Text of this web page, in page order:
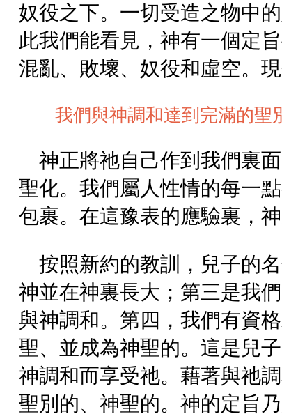
奴役之下。一切受造之物中
此我們能看見，神有一個定
混亂、敗壞、奴役和虛空。
我們與神調和達到完滿的聖
神正將祂自己作到我們裏
聖化。我們屬人性情的每一
包裹。在這豫表的應驗裏，
按照新約的教訓，兒子的
神並在神裏長大；第三是我
與神調和。第四，我們有資
聖、並成為神聖的。這是兒
神調和而享受祂。藉著與祂
聖別的、神聖的。神的定旨